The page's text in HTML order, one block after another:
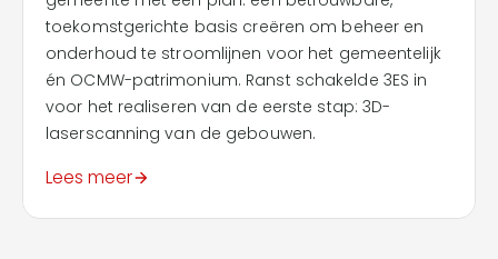
toekomstgerichte basis creëren om beheer en
onderhoud te stroomlijnen voor het gemeentelijk
én OCMW-patrimonium. Ranst schakelde 3ES in
voor het realiseren van de eerste stap: 3D-
laserscanning van de gebouwen.
Lees meer